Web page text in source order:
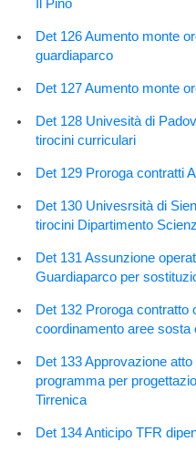
Il Pino
Det 126 Aumento monte
guardiaparco
Det 127 Aumento monte
Det 128 Univesità di
tirocini curriculari
Det 129 Proroga contratti
Det 130 Univesrsità di
tirocini Dipartimento
Det 131 Assunzione
Guardiaparco per
Det 132 Proroga contratto
coordinamento aree sosta
Det 133 Approvazione
programma per
Tirrenica
Det 134 Anticipo TFR